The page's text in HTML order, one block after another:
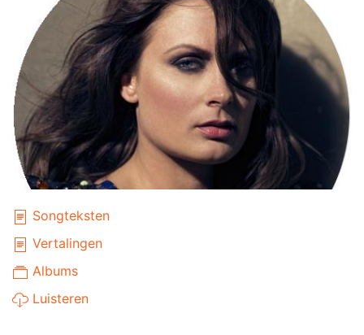
Songteksten
Vertalingen
Albums
Luisteren